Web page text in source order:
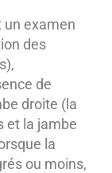
examen
des
de
droite (la
et la jambe
la
ou moins,